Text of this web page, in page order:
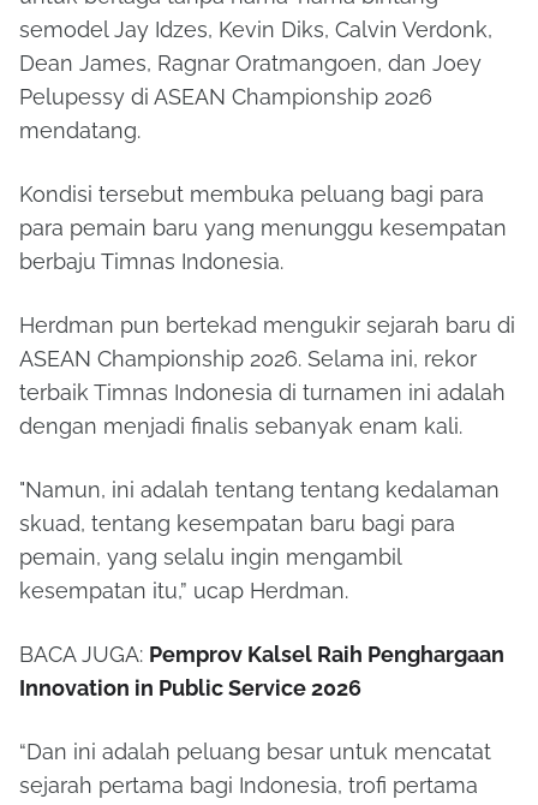
semodel Jay Idzes, Kevin Diks, Calvin Verdonk,
Dean James, Ragnar Oratmangoen, dan Joey
Pelupessy di ASEAN Championship 2026
mendatang.
Kondisi tersebut membuka peluang bagi para
para pemain baru yang menunggu kesempatan
berbaju Timnas Indonesia.
Herdman pun bertekad mengukir sejarah baru di
ASEAN Championship 2026. Selama ini, rekor
terbaik Timnas Indonesia di turnamen ini adalah
dengan menjadi finalis sebanyak enam kali.
"Namun, ini adalah tentang tentang kedalaman
skuad, tentang kesempatan baru bagi para
pemain, yang selalu ingin mengambil
kesempatan itu,” ucap Herdman.
BACA JUGA: Pemprov Kalsel Raih Penghargaan
Innovation in Public Service 2026
“Dan ini adalah peluang besar untuk mencatat
sejarah pertama bagi Indonesia, trofi pertama